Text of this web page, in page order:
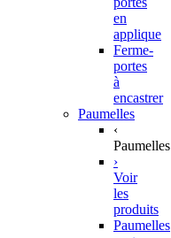
en
applique
Ferme-
portes
à
encastrer
Paumelles
‹
Paumelles
›
Voir
les
produits
Paumelles